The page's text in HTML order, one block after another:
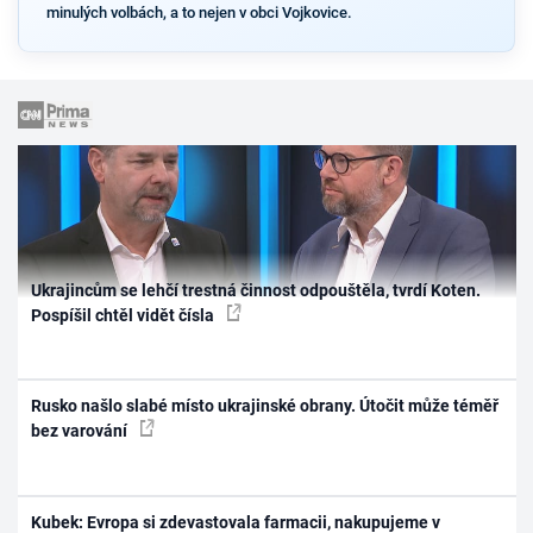
minulých volbách, a to nejen v obci Vojkovice.
Ukrajincům se lehčí trestná činnost odpouštěla, tvrdí Koten.
Pospíšil chtěl vidět čísla
Rusko našlo slabé místo ukrajinské obrany. Útočit může téměř
bez varování
Kubek: Evropa si zdevastovala farmacii, nakupujeme v